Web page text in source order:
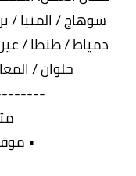
سوهاج / المنيا /
دمياط / طنطا /
حلوان /
•